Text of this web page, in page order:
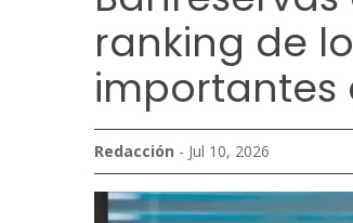
ranking de
importantes
Redacción - Jul 10, 2026